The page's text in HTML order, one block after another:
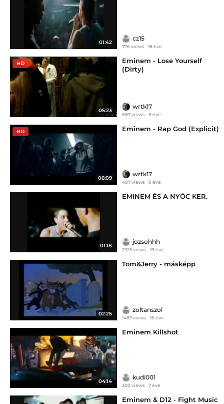
01:42
cz15
776 views 18 éve
HD
05:23
Eminem - Lose Yourself
(Dirty)
wrtk17
687 views 9 éve
HD
06:09
Eminem - Rap God (Explicit)
wrtk17
497 views 9 éve
01:18
EMINEM ÉS A NYÓC KER.
jozsohhh
2325 views 19 éve
02:25
Tom&Jerry - másképp
zoltanszol
1487 views 16 éve
04:14
Eminem Killshot
kudi001
300 views 7 éve
Eminem & D12 - Fight Music